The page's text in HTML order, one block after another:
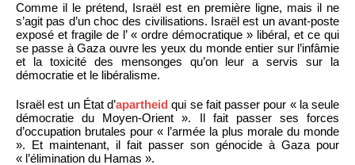
Comme il le prétend, Israël est en première ligne, mais il ne
s’agit pas d’un choc des civilisations. Israël est un avant-poste
exposé et fragile de l’ « ordre démocratique » libéral, et ce qui
se passe à Gaza ouvre les yeux du monde entier sur l’infâmie
et la toxicité des mensonges qu’on leur a servis sur la
démocratie et le libéralisme.
Israël est un État d’apartheid qui se fait passer pour « la seule
démocratie du Moyen-Orient ». Il fait passer ses forces
d’occupation brutales pour « l’armée la plus morale du monde
». Et maintenant, il fait passer son génocide à Gaza pour
« l’élimination du Hamas ».